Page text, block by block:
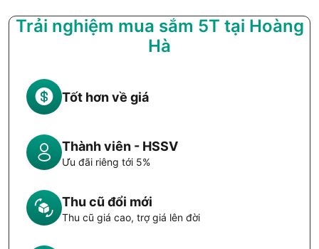
Trải nghiệm mua sắm 5T tại Hoàng
Hà
Tốt hơn về giá
Thành viên - HSSV
Ưu đãi riêng tới 5%
Thu cũ đổi mới
Thu cũ giá cao, trợ giá lên đời